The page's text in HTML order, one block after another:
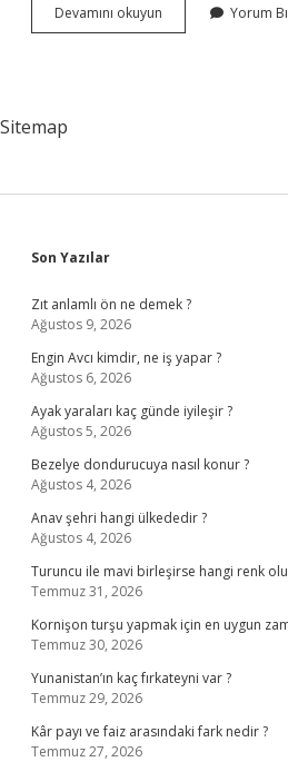
Devamını okuyun
Toplumuna
Yorum
Sitemap
Sidebar
Son Yazılar
Zıt anlamlı ön ne demek ?
Ağustos 9, 2026
Engin Avcı kimdir, ne iş yapar ?
Ağustos 6, 2026
Ayak yaraları kaç günde iyileşir ?
Ağustos 5, 2026
Bezelye dondurucuya nasıl konur ?
Ağustos 4, 2026
Anav şehri hangi ülkededir ?
Ağustos 4, 2026
Turuncu ile mavi birleşirse hangi renk
Temmuz 31, 2026
Kornişon turşu yapmak için en uygun
Temmuz 30, 2026
Yunanistan’ın kaç fırkateyni var ?
Temmuz 29, 2026
Kâr payı ve faiz arasındaki fark nedir ?
Temmuz 27, 2026